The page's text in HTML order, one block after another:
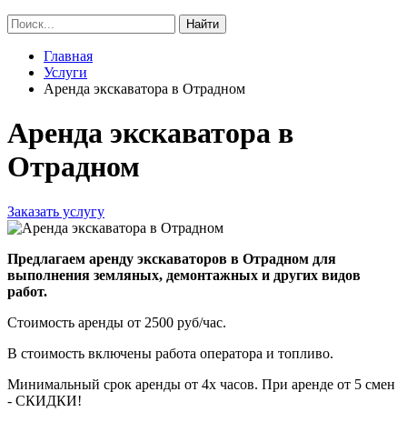
Найти
Главная
Услуги
Аренда экскаватора в Отрадном
Аренда экскаватора в
Отрадном
Заказать услугу
Предлагаем аренду экскаваторов в Отрадном для
выполнения земляных, демонтажных и других видов
работ.
Стоимость аренды от 2500 руб/час.
В стоимость включены работа оператора и топливо.
Минимальный срок аренды от 4х часов. При аренде от 5 смен
- СКИДКИ!